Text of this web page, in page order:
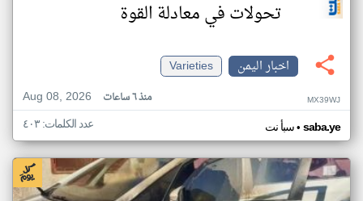
تحولات في معادلة القوة
اخبار اليمن
Varieties
Aug 08, 2026
منذ ٦ ساعات MX39WJ
سبأ نت• saba.ye عدد الكلمات: ٤٠٣